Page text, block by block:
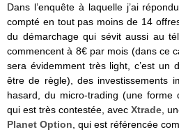
Dans l’enquête à laquelle j’ai
compté en tout pas moins de 14
du démarchage qui sévit aussi au
commencent à 8€ par mois (dans ce
sera évidemment très light, c’est un
être de règle), des investissements
hasard, du micro-trading (une forme
qui est très contestée, avec Xtrade ,
Planet Option , qui est référencée